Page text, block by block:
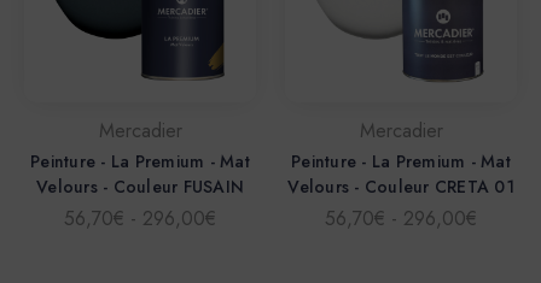
Mercadier
Peinture - La Premium - Mat
Velours - Couleur FUSAIN
56,70€ - 296,00€
Mercadier
Peinture - La Premium - Mat
Velours - Couleur CRETA 01
56,70€ - 296,00€